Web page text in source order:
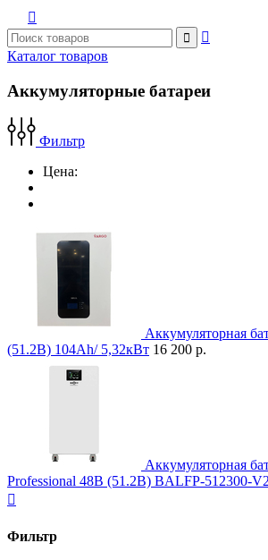



Каталог товаров
Аккумуляторные батареи
Фильтр
Цена:
Аккумуляторная
(51.2В) 104Ah/ 5,32кВт 16 200 р.
Аккумуляторная
Professional 48В (51.2В) BALFP-512300-

Фильтр